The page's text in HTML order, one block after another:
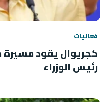
فعاليات
رئيس الوزراء